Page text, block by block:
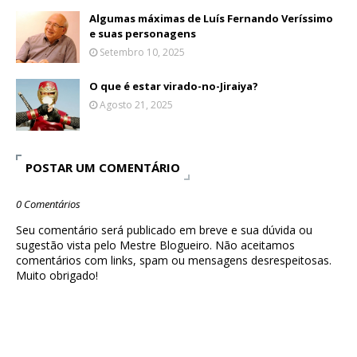
Algumas máximas de Luís Fernando Veríssimo
e suas personagens
Setembro 10, 2025
O que é estar virado-no-Jiraiya?
Agosto 21, 2025
POSTAR UM COMENTÁRIO
0 Comentários
Seu comentário será publicado em breve e sua dúvida ou
sugestão vista pelo Mestre Blogueiro. Não aceitamos
comentários com links, spam ou mensagens desrespeitosas.
Muito obrigado!